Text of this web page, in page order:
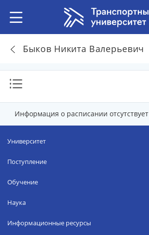
Быков Никита Валерьевич
Информация о расписании отсутствует
Университет
Поступление
Обучение
Наука
Информационные ресурсы